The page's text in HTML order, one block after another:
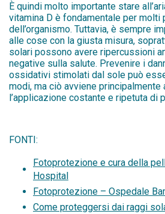
È quindi molto importante stare
vitamina D è fondamentale per molti
dell’organismo. Tuttavia, è sempre
alle cose con la giusta misura,
solari possono avere ripercussioni
negative sulla salute. Prevenire i
ossidativi stimolati dal sole può
modi, ma ciò avviene principalmente
l’applicazione costante e ripetuta di
FONTI:
Fotoprotezione e cura della
Hospital
Fotoprotezione – Ospedale
Come proteggersi dai raggi